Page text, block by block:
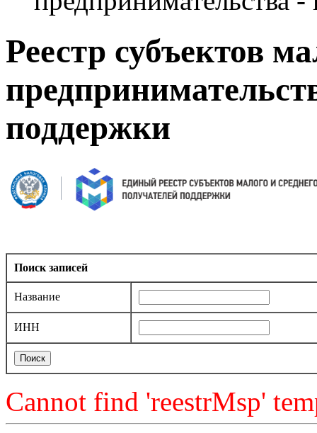
Реестр субъектов
поддержки
Поиск записей
Название
ИНН
Cannot find 'reestrMsp'